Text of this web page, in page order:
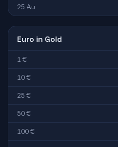
25 Au
Euro in Gold
1 €
10 €
25 €
50 €
100 €